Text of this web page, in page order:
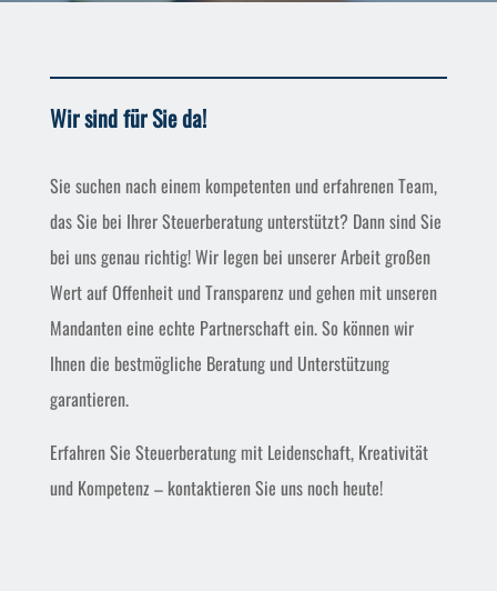
Wir sind für Sie da!
Sie suchen nach einem kompetenten und erfahrenen Team,
das Sie bei Ihrer Steuerberatung unterstützt? Dann sind Sie
bei uns genau richtig! Wir legen bei unserer Arbeit großen
Wert auf Offenheit und Transparenz und gehen mit unseren
Mandanten eine echte Partnerschaft ein. So können wir
Ihnen die bestmögliche Beratung und Unterstützung
garantieren.
Erfahren Sie Steuerberatung mit Leidenschaft, Kreativität
und Kompetenz – kontaktieren Sie uns noch heute!